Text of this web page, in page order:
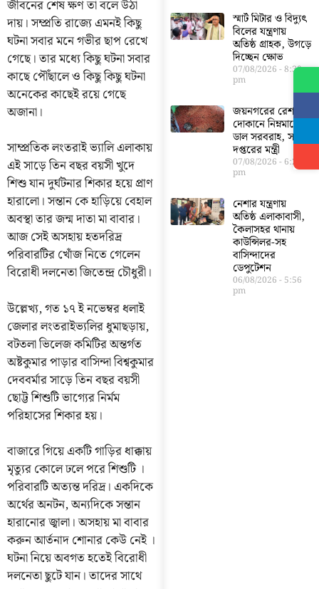
জীবনের শেষ ক্ষণ তা বলে উঠা
দায়। সম্প্রতি রাজ্যে এমনই কিছু
ঘটনা সবার মনে গভীর ছাপ রেখে
গেছে। তার মধ্যে কিছু ঘটনা সবার
কাছে পৌঁছালে ও কিছু কিছু ঘটনা
অনেকের কাছেই রয়ে গেছে
অজানা।
সাম্প্রতিক লংতরাই ভ্যালি এলাকায়
এই সাড়ে তিন বছর বয়সী খুদে
শিশু যান দুর্ঘটনার শিকার হয়ে প্রাণ
হারালো। সন্তান কে হাড়িয়ে বেহাল
অবস্থা তার জন্ম দাতা মা বাবার।
আজ সেই অসহায় হতদরিদ্র
পরিবারটির খোঁজ নিতে গেলেন
বিরোধী দলনেতা জিতেন্দ্র চৌধুরী।
উল্লেখ্য, গত ১৭ ই নভেম্বর ধলাই
জেলার লংতরাইভ্যলির ধুমাছড়ায়,
বটতলা ভিলেজ কমিটির অন্তর্গত
অষ্টকুমার পাড়ার বাসিন্দা বিশ্বকুমার
দেববর্মার সাড়ে তিন বছর বয়সী
ছোট্ট শিশুটি ভাগ্যের নির্মম
পরিহাসের শিকার হয়।
বাজারে গিয়ে একটি গাড়ির ধাক্কায়
মৃত্যুর কোলে ঢলে পরে শিশুটি ।
পরিবারটি অত্যন্ত দরিদ্র। একদিকে
অর্থের অনটন, অন্যদিকে সন্তান
হারানোর জ্বালা। অসহায় মা বাবার
করুন আর্তনাদ শোনার কেউ নেই ।
ঘটনা নিয়ে অবগত হতেই বিরোধী
দলনেতা ছুটে যান। তাদের সাথে
স্মার্ট মিটার ও বিদ্যুৎ
বিলের যন্ত্রণায়
অতিষ্ঠ গ্রাহক, উগড়ে
দিচ্ছেন ক্ষোভ
07/08/2026 8:30
pm
জয়নগরের রেশন
দোকানে নিম্নমানের
ডাল সরবরাহ, সরব
দপ্তরের মন্ত্রী
07/08/2026 6:23
pm
নেশার যন্ত্রণায়
অতিষ্ঠ এলাকাবাসী,
কৈলাসহর থানায়
কাউন্সিলর-সহ
বাসিন্দাদের
ডেপুটেশন
06/08/2026 5:56
pm